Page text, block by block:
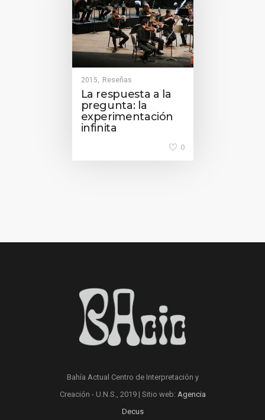
2015, Reseñas
La respuesta a la
pregunta: la
experimentación
infinita
0
Bahía Actual Centro de Interpretación y
Creación - U.N.S., 2019 | Sitio web: Agencia
Decus